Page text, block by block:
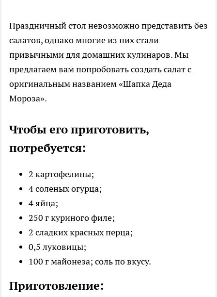
Праздничный стол невозможно представить без
салатов, однако многие из них стали
привычными для домашних кулинаров. Мы
предлагаем вам попробовать создать салат с
оригинальным названием «Шапка Деда
Мороза».
Чтобы его приготовить,
потребуется:
2 картофелины;
4 соленых огурца;
4 яйца;
250 г куриного филе;
2 сладких красных перца;
0,5 луковицы;
100 г майонеза; соль по вкусу.
Приготовление: